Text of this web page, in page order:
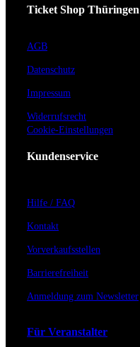
Ticket Shop Thüringen
AGB
Datenschutz
Impressum
Widerrufsrecht
Cookie-Einstellungen
Kundenservice
Hilfe / FAQ
Kontakt
Vorverkaufsstellen
Barrierefreiheit
Anmeldung zum Newsletter
Für Veranstalter